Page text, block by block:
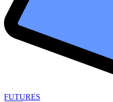
FUTURES